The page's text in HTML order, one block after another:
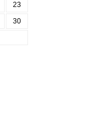
23
30